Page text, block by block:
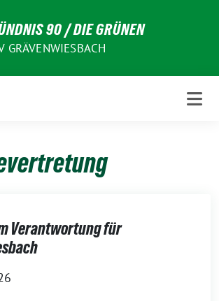
90 / DIE GRÜNEN
GRÄVENWIESBACH
Verantwortung für